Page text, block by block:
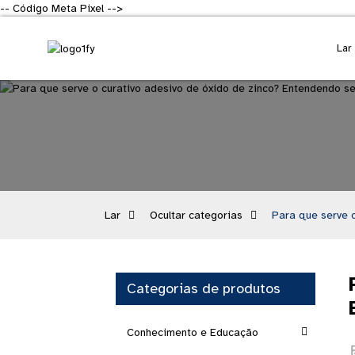
-- Código Meta Pixel -->
Lar
Lar Ocultar categorias Para que serve
Categorias de produtos
Conhecimento e Educação